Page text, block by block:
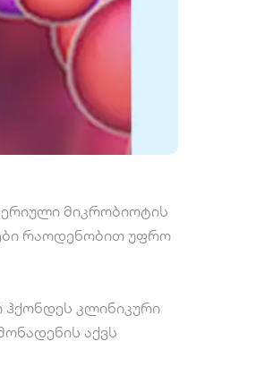
მიკრობიოტის
რაოდენობით უფრო
ჰქონდეს კლინიკური
აქვს